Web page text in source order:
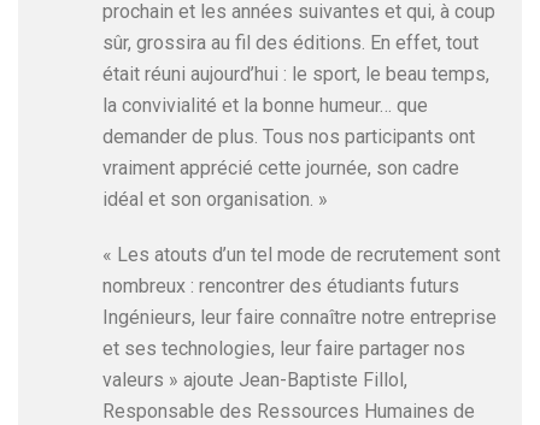
prochain et les années suivantes et qui, à coup
sûr, grossira au fil des éditions. En effet, tout
était réuni aujourd’hui : le sport, le beau temps,
la convivialité et la bonne humeur… que
demander de plus. Tous nos participants ont
vraiment apprécié cette journée, son cadre
idéal et son organisation. »
« Les atouts d’un tel mode de recrutement sont
nombreux : rencontrer des étudiants futurs
Ingénieurs, leur faire connaître notre entreprise
et ses technologies, leur faire partager nos
valeurs » ajoute Jean-Baptiste Fillol,
Responsable des Ressources Humaines de